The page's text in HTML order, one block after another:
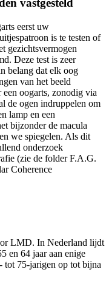
vastgesteld
eerst uw
is te testen of
gezichtsvermogen
Deze test is zeer
belang dat elk oog
van het beeld
oogarts, zonodig via
de ogen indruppelen om
lamp en een
bijzonder de macula
we spiegelen. Als dit
onderzoek
(zie de folder F.A.G.
Coherence
LMD. In Nederland lijdt
en 64 jaar aan enige
75-jarigen op tot bijna